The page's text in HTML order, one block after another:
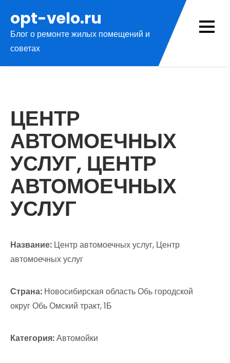
содержимому
opt-velo.ru
Блог о ремонте жилых помещений и
советах
ЦЕНТР
АВТОМОЕЧНЫХ
УСЛУГ, ЦЕНТР
АВТОМОЕЧНЫХ
УСЛУГ
Название: Центр автомоечных услуг, Центр
автомоечных услуг
Страна: Новосибирская область Обь городской
округ Обь Омский тракт, 1Б
Категория:Автомойки